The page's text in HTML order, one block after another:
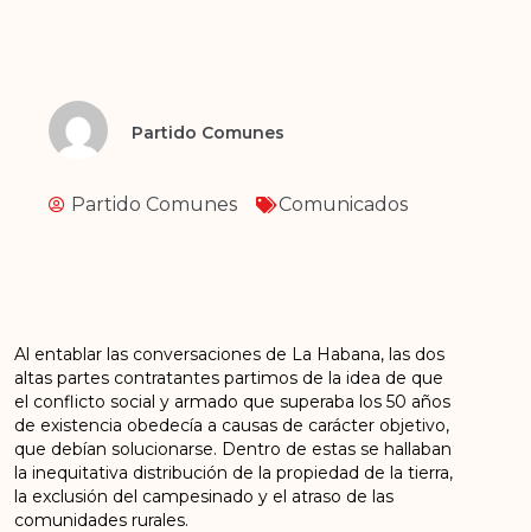
Partido Comunes
Partido Comunes Comunicados
Al entablar las conversaciones de La Habana, las dos
altas partes contratantes partimos de la idea de que
el conflicto social y armado que superaba los 50 años
de existencia obedecía a causas de carácter objetivo,
que debían solucionarse. Dentro de estas se hallaban
la inequitativa distribución de la propiedad de la tierra,
la exclusión del campesinado y el atraso de las
comunidades rurales.